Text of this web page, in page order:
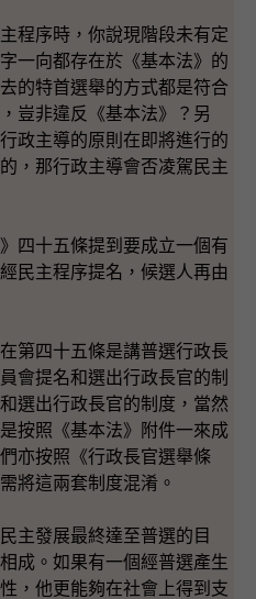
程序時，你說現階段未有定
一向都存在於《基本法》的
的特首選舉的方式都是符合
豈非違反《基本法》？另
政主導的原則在即將進行的
，那行政主導會否凌駕民主
四十五條提到要成立一個有
民主程序提名，候選人再由
四十五條是講普選行政長
會提名和選出行政長官的制
選出行政長官的制度，當然
按照《基本法》附件一來成
亦按照《行政長官選舉條
將這兩套制度混淆。
發展最終達至普選的目
成。如果有一個經普選產生
，他更能夠在社會上得到支